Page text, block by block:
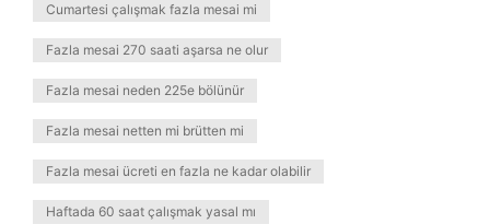
Cumartesi çalışmak fazla mesai mi
Fazla mesai 270 saati aşarsa ne olur
Fazla mesai neden 225e bölünür
Fazla mesai netten mi brütten mi
Fazla mesai ücreti en fazla ne kadar olabilir
Haftada 60 saat çalışmak yasal mı